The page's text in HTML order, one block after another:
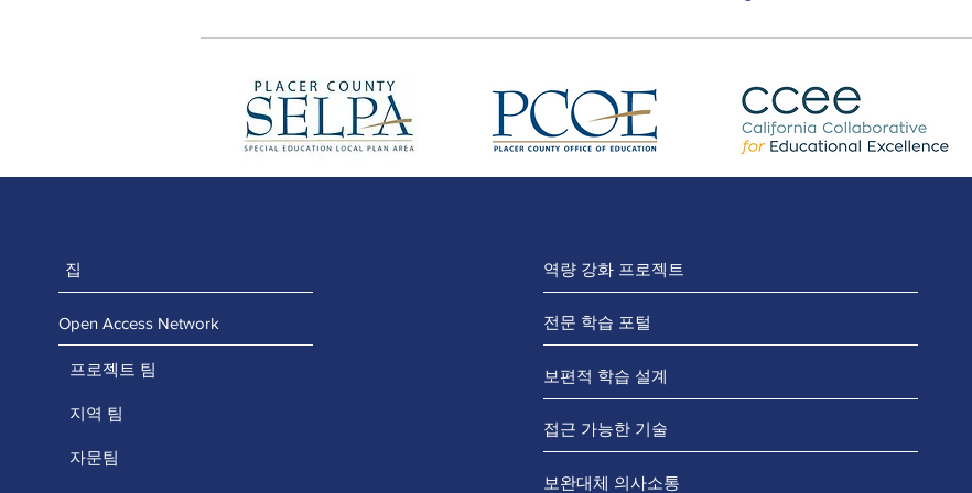
집
Open Access Network
프로젝트 팀
지역 팀
자문팀
역량 강화 프로젝트
전문 학습 포털
보편적 학습 설계
접근 가능한 기술
보완대체 의사소통